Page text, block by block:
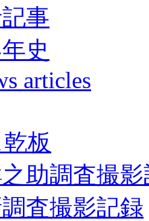
事
史
articles
板
助調査撮
査撮影記録